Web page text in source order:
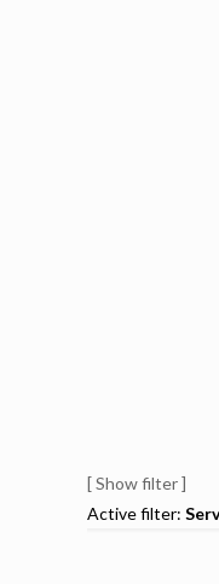
[ Show filter ]
Active filter: